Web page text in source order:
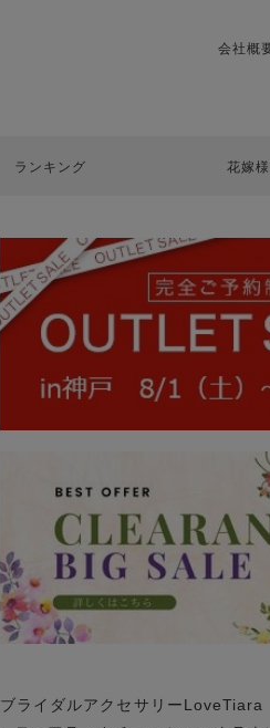
会社概
ランキング 花嫁
ブライダルアクセサリーLoveTiara